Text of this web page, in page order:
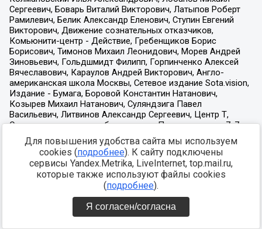
Для повышения удобства сайта мы используем
cookies (подробнее). К сайту подключены
сервисы Yandex.Metrika, LiveInternet, top.mail.ru,
которые также используют файлы cookies
(подробнее).
Я согласен/согласна